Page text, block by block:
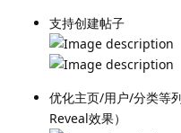
支持创建帖子
优化主页/用户/分类等
Reveal效果）